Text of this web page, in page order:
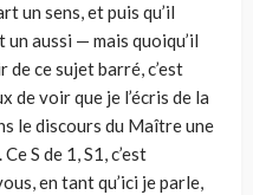
un sens, et puis qu’il
aussi — mais quoiqu’il
ce sujet barré, c’est
de voir que je l’écris de la
le discours du Maître une
S de 1, S1, c’est
en tant qu’ici je parle,